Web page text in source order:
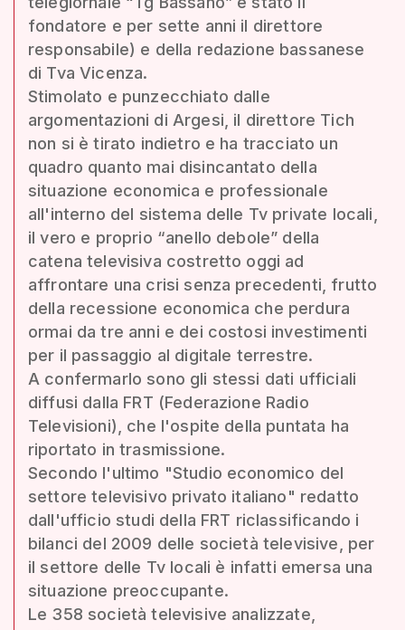
fondatore e per sette anni il direttore
responsabile) e della redazione bassanese
di Tva Vicenza.
Stimolato e punzecchiato dalle
argomentazioni di Argesi, il direttore Tich
non si è tirato indietro e ha tracciato un
quadro quanto mai disincantato della
situazione economica e professionale
all'interno del sistema delle Tv private locali,
il vero e proprio “anello debole” della
catena televisiva costretto oggi ad
affrontare una crisi senza precedenti, frutto
della recessione economica che perdura
ormai da tre anni e dei costosi investimenti
per il passaggio al digitale terrestre.
A confermarlo sono gli stessi dati ufficiali
diffusi dalla FRT (Federazione Radio
Televisioni), che l'ospite della puntata ha
riportato in trasmissione.
Secondo l'ultimo "Studio economico del
settore televisivo privato italiano" redatto
dall'ufficio studi della FRT riclassificando i
bilanci del 2009 delle società televisive, per
il settore delle Tv locali è infatti emersa una
situazione preoccupante.
Le 358 società televisive analizzate,